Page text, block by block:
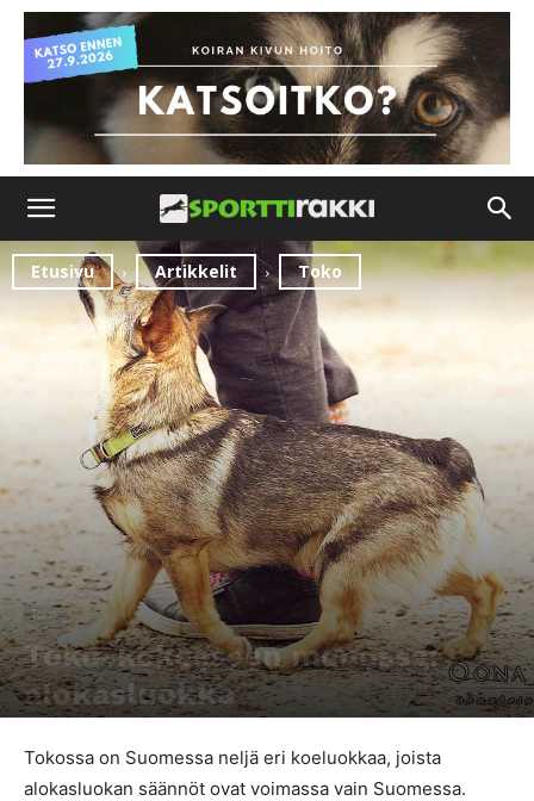
Etusivu Artikkelit Toko
Toko
Toko-kokeeseen menossa:
alokasluokka
Tokossa on Suomessa neljä eri koeluokkaa, joista
alokasluokan säännöt ovat voimassa vain Suomessa.